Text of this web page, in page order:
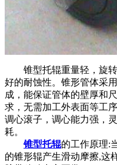
锥型托辊重量轻，旋转
好的耐蚀性。锥形管体采
成，能保证管体的壁厚和
求，无需加工外表面等工
调心滚子，调心能力强，
耗。
锥型托辊的工作原理:
的锥形辊产生滑动摩擦,这